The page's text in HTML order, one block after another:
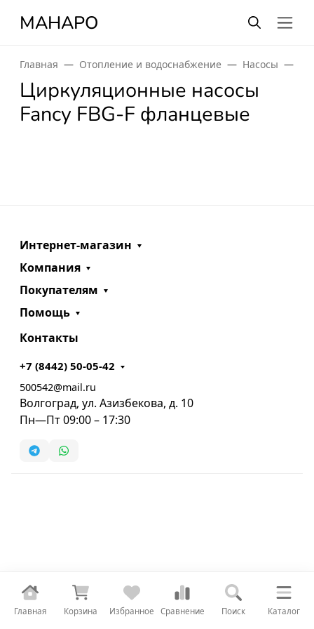
МАНАРО
Главная Корзина Избранное Сравнение Поиск Каталог
Главная Отопление и водоснабжение Насосы
Циркуляционные насосы
Fancy FBG-F фланцевые
Интернет-магазин
Компания
Покупателям
Помощь
Контакты
+7 (8442) 50-05-42
500542@mail.ru
Волгоград, ул. Азизбекова, д. 10
Пн—Пт 09:00 – 17:30